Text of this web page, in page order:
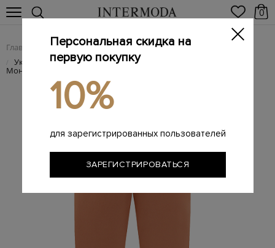
0
Главная Женщинам / Женская одежда / Женские брюки
/ Укороченные брюки из эластичного футера с декором
Мониль
Персональная скидка на
первую покупку
10%
для зарегистрированных пользователей
ЗАРЕГИСТРИРОВАТЬСЯ